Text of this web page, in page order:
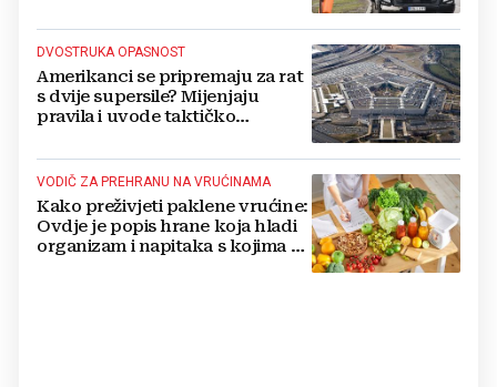
DVOSTRUKA OPASNOST
Amerikanci se pripremaju za rat
s dvije supersile? Mijenjaju
pravila i uvode taktičko
VODIČ ZA PREHRANU NA VRUĆINAMA
Kako preživjeti paklene vrućine:
Ovdje je popis hrane koja hladi
organizam i napitaka s kojima si